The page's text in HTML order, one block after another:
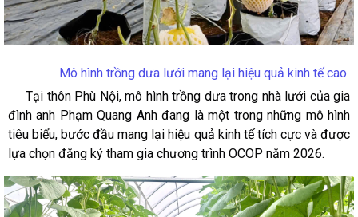
Mô hình trồng dưa lưới mang lại hiệu quả kinh tế cao.
Tại thôn Phù Nội, mô hình trồng dưa trong nhà lưới của gia
đình anh Phạm Quang Anh đang là một trong những mô hình
tiêu biểu, bước đầu mang lại hiệu quả kinh tế tích cực và được
lựa chọn đăng ký tham gia chương trình OCOP năm 2026.